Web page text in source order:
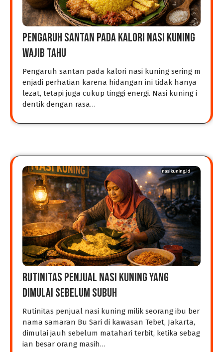
Pengaruh Santan Pada Kalori Nasi Kuning
Wajib Tahu
Pengaruh santan pada kalori nasi kuning sering m
enjadi perhatian karena hidangan ini tidak hanya
lezat, tetapi juga cukup tinggi energi. Nasi kuning i
dentik dengan rasa…
Rutinitas Penjual Nasi Kuning yang
Dimulai Sebelum Subuh
Rutinitas penjual nasi kuning milik seorang ibu ber
nama samaran Bu Sari di kawasan Tebet, Jakarta,
dimulai jauh sebelum matahari terbit, ketika sebag
ian besar orang masih…